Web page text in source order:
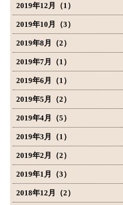
2019年12月（1）
2019年10月（3）
2019年8月（2）
2019年7月（1）
2019年6月（1）
2019年5月（2）
2019年4月（5）
2019年3月（1）
2019年2月（2）
2019年1月（3）
2018年12月（2）